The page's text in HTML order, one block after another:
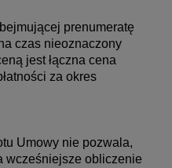
prenumeratę
czas nieoznaczony
jest łączna cena
za okres
Umowy nie pozwala,
wcześniejsze obliczenie